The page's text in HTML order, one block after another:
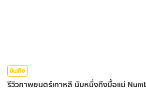
บันเทิง
รีวิวภาพยนตร์เกาหลี นับหนึ่งถึงมื้อแม่